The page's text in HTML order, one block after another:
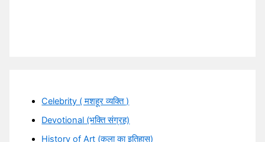
Celebrity ( मशहूर व्यक्ति )
Devotional (भक्ति संग्रह)
History of Art (कला का इतिहास)